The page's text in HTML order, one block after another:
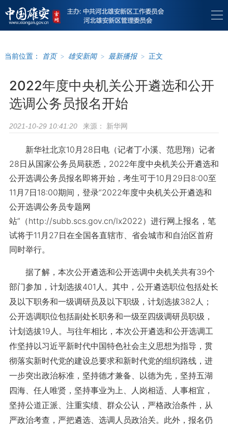
当前位置： 首页 > 雄安新闻 > 最新播报 > 正文
2022年度中央机关公开遴选和公开
选调公务员报名开始
2021-10-29 10:41:20 来源： 新华网
新华社北京10月28日电（记者丁小溪、范思翔）记者
28日从国家公务员局获悉，2022年度中央机关公开遴选和
公开选调公务员报名即将开始，考生可于10月29日8:00至
11月7日18:00期间，登录“2022年度中央机关公开遴选和
公开选调公务员专题网
站”（http://subb.scs.gov.cn/lx2022）进行网上报名，笔
试将于11月27日在全国各直辖市、省会城市和自治区首府
同时举行。
据了解，本次公开遴选和公开选调中央机关共有39个
部门参加，计划选拔401人。其中，公开遴选职位包括处长
及以下职务和一级调研员及以下职级，计划选拔382人；
公开选调职位包括副处长职务和一级至四级调研员职级，
计划选拔19人。与往年相比，本次公开遴选和公开选调工
作坚持以习近平新时代中国特色社会主义思想为指导，贯
彻落实新时代党的建设总要求和新时代党的组织路线，进
一步突出政治标准，坚持德才兼备、以德为先，坚持五湖
四海、任人唯贤，坚持事业为上、人岗相适、人事相宜，
坚持公道正派、注重实绩、群众公认，严格政治条件，从
严政治考查，严把遴选、选调人员政治关。此外，报名仍